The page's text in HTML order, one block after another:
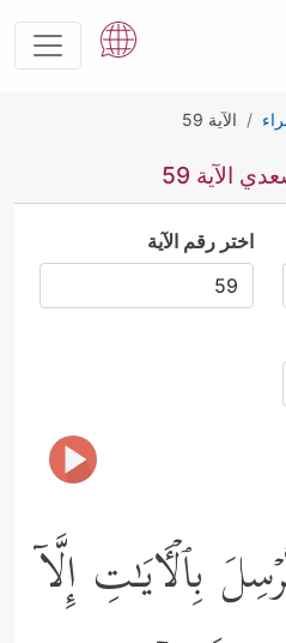
الآية 59
الآية 59
اختر رقم الآية
بِٱلۡـَٔایَـٰتِ إِلَّاۤ